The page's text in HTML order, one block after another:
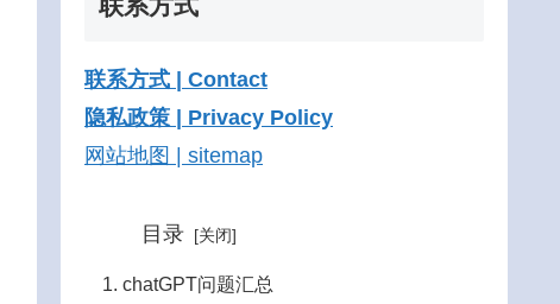
联系方式 | Contact
隐私政策 | Privacy Policy
网站地图 | sitemap
目录
chatGPT问题汇总